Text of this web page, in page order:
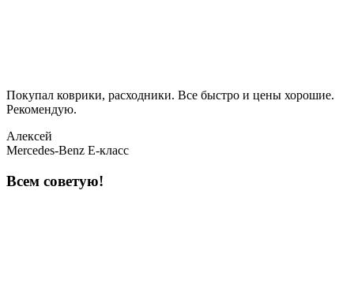
Покупал коврики, расходники. Все быстро и цены хорошие.
Рекомендую.
Алексей
Mercedes-Benz E-класс
Всем советую!